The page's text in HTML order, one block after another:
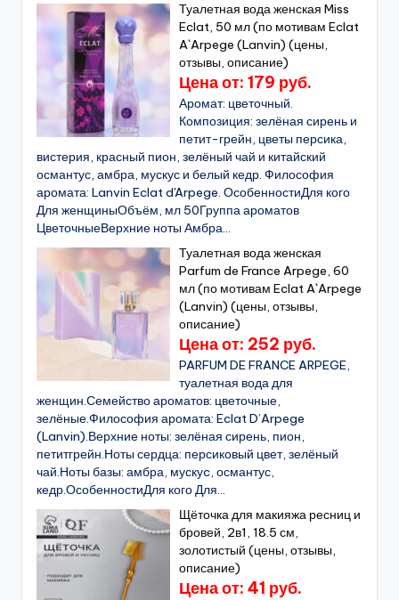
Туалетная вода женская Miss
Eclat, 50 мл (по мотивам Eclat
A`Arpege (Lanvin) (цены,
отзывы, описание)
Цена от: 179 руб.
Аромат: цветочный.
Композиция: зелёная сирень и
петит-грейн, цветы персика,
вистерия, красный пион, зелёный чай и китайский
османтус, амбра, мускус и белый кедр. Философия
аромата: Lanvin Eclat d'Arpege. ОсобенностиДля кого
Для женщиныОбъём, мл 50Группа ароматов
ЦветочныеВерхние ноты Амбра...
Туалетная вода женская
Parfum de France Arpege, 60
мл (по мотивам Eclat A`Arpege
(Lanvin) (цены, отзывы,
описание)
Цена от: 252 руб.
PARFUM DE FRANCE ARPEGE,
туалетная вода для
женщин.Семейство ароматов: цветочные,
зелёные.Философия аромата: Eclat D’Arpege
(Lanvin).Верхние ноты: зелёная сирень, пион,
петитгрейн.Ноты сердца: персиковый цвет, зелёный
чай.Ноты базы: амбра, мускуc, османтус,
кедр.ОсобенностиДля кого Для...
Щёточка для макияжа ресниц и
бровей, 2в1, 18.5 см,
золотистый (цены, отзывы,
описание)
Цена от: 41 руб.